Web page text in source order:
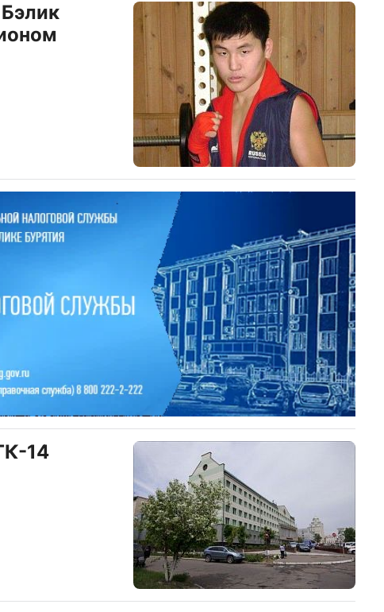
14